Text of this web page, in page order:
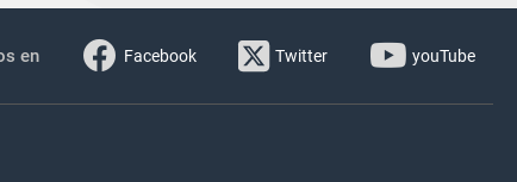
en Facebook Twitter youTube